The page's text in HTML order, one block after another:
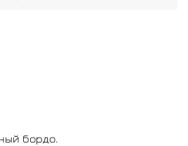
бордо.